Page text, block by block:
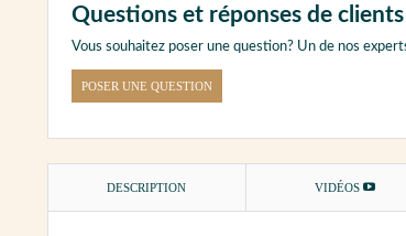
Questions et réponses de
Vous souhaitez poser une question? Un de nos
POSER UNE QUESTION
DESCRIPTION VIDÉOS